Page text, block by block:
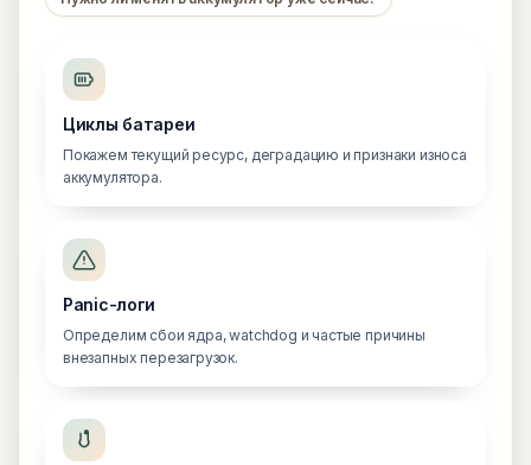
Циклы батареи
Покажем текущий ресурс, деградацию и признаки износа
аккумулятора.
Panic-логи
Определим сбои ядра, watchdog и частые причины
внезапных перезагрузок.